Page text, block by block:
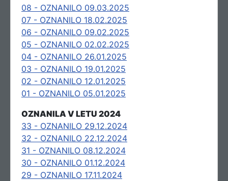
08 - OZNANILO 09.03.2025
07 - OZNANILO 18.02.2025
06 - OZNANILO 09.02.2025
05 - OZNANILO 02.02.2025
04 - OZNANILO 26.01.2025
03 - OZNANILO 19.01.2025
02 - OZNANILO 12.01.2025
01 - OZNANILO 05.01.2025
OZNANILA V LETU 2024
33 - OZNANILO 29.12.2024
32 - OZNANILO 22.12.2024
31 - OZNANILO 08.12.2024
30 - OZNANILO 01.12.2024
29 - OZNANILO 17.11.2024